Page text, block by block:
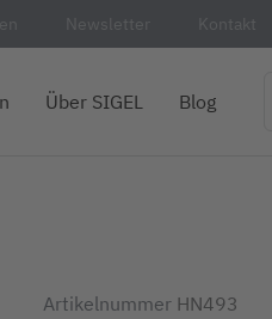
Newsletter Kontakt
Über SIGEL Blog
Artikelnummer HN493